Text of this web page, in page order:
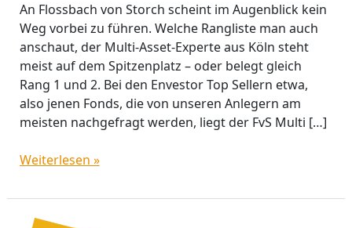
An Flossbach von Storch scheint im Augenblick kein
Weg vorbei zu führen. Welche Rangliste man auch
anschaut, der Multi-Asset-Experte aus Köln steht
meist auf dem Spitzenplatz – oder belegt gleich
Rang 1 und 2. Bei den Envestor Top Sellern etwa,
also jenen Fonds, die von unseren Anlegern am
meisten nachgefragt werden, liegt der FvS Multi […]
bei
Envestor,
Morningstar
und
Scope
Weiterlesen »